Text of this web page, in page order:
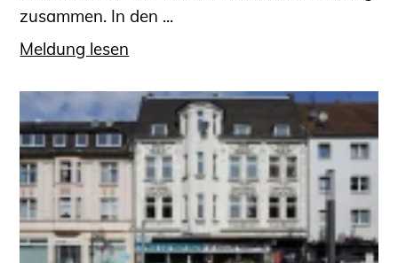
zusammen. In den ...
Meldung lesen